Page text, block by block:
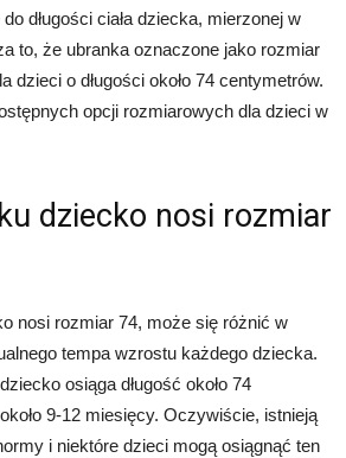
długości ciała dziecka, mierzonej w
to, że ubranka oznaczone jako rozmiar
dzieci o długości około 74 centymetrów.
opcji rozmiarowych dla dzieci w
dziecko nosi rozmiar
nosi rozmiar 74, może się różnić w
tempa wzrostu każdego dziecka.
osiąga długość około 74
9-12 miesięcy. Oczywiście, istnieją
i niektóre dzieci mogą osiągnąć ten